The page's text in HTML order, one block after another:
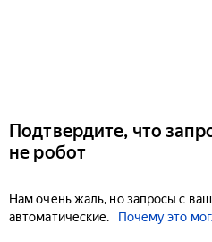
Подтвердите, что
не робот
Нам очень жаль, но запросы с
автоматические.
Почему это